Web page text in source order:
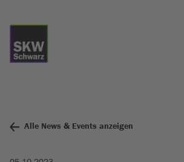
Alle News & Events anzeigen